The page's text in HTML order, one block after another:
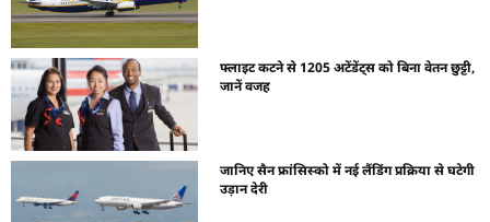
फ्लाइट कटने से 1205 अटेंडेंट्स को बिना वेतन छुट्टी,
जानें वजह
जानिए सैन फ्रांसिस्को में नई लैंडिंग प्रक्रिया से घटेगी
उड़ान देरी